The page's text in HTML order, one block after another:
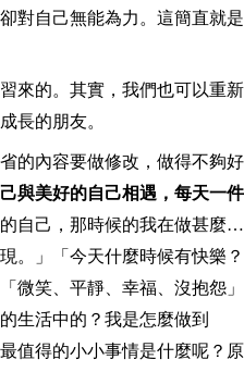
對自己無能為力。這簡直就是
來的。其實，我們也可以重新
長的朋友。
的內容要做修改，做得不夠好
與美好的自己相遇，每天一件
自己，那時候的我在做甚麼…
。」「今天什麼時候有快樂？
微笑、平靜、幸福、沒抱怨」
生活中的？我是怎麼做到
值得的小小事情是什麼呢？原